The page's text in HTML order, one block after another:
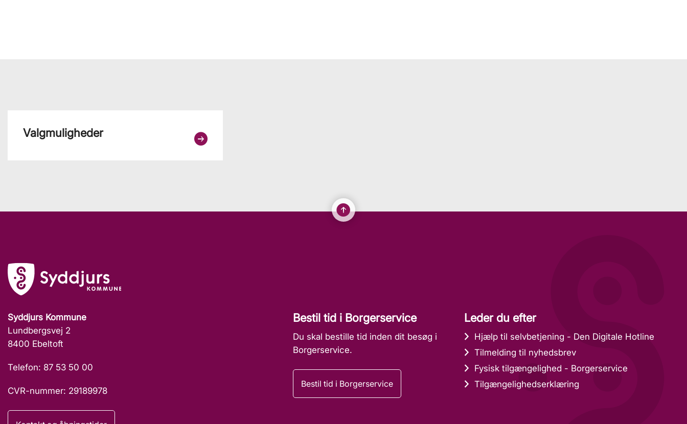
Valgmuligheder
Syddjurs Kommune
Lundbergsvej 2
8400 Ebeltoft
Telefon: 87 53 50 00
CVR-nummer: 29189978
Bestil tid i Borgerservice
Du skal bestille tid inden dit besøg i
Borgerservice.
Bestil tid i Borgerservice
Leder du efter
Hjælp til selvbetjening - Den Digitale Hotline
Tilmelding til nyhedsbrev
Fysisk tilgængelighed - Borgerservice
Tilgængelighedserklæring